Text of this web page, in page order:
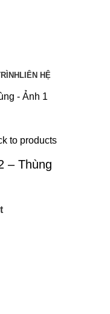
LIÊN HỆ
to products
– Thùng